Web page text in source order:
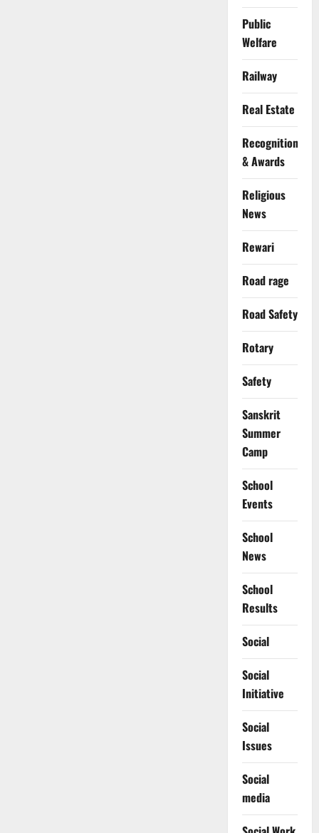
Public
Welfare
Railway
Real Estate
Recognition
& Awards
Religious
News
Rewari
Road rage
Road Safety
Rotary
Safety
Sanskrit
Summer
Camp
School
Events
School
News
School
Results
Social
Social
Initiative
Social
Issues
Social
media